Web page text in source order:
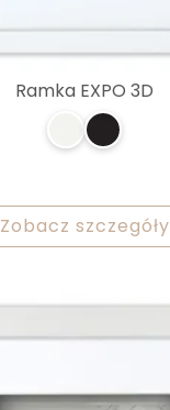
Ramka EXPO 3D
Zobacz szczegóły